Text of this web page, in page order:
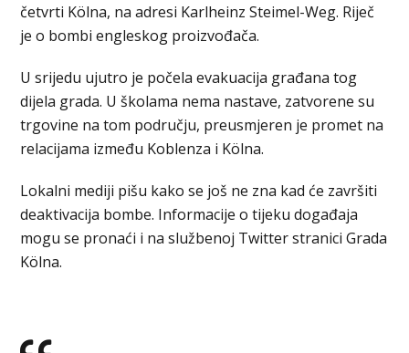
četvrti Kölna, na adresi Karlheinz Steimel-Weg. Riječ
je o bombi engleskog proizvođača.
U srijedu ujutro je počela evakuacija građana tog
dijela grada. U školama nema nastave, zatvorene su
trgovine na tom području, preusmjeren je promet na
relacijama između Koblenza i Kölna.
Lokalni mediji pišu kako se još ne zna kad će završiti
deaktivacija bombe. Informacije o tijeku događaja
mogu se pronaći i na službenoj Twitter stranici Grada
Kölna.